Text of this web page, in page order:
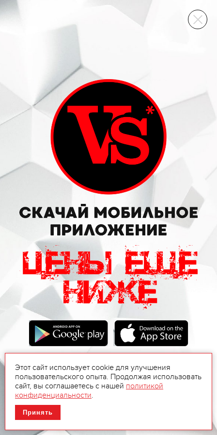
ВИННЫЙ СКЛАД
Этот сайт использует cookie для улучшения
пользовательского опыта. Продолжая использовать
сайт, вы соглашаетесь с нашей политикой
конфиденциальности.
Принять